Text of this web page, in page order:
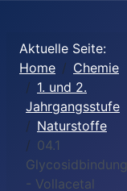
Aktuelle Seite:
Home
Chemie
1. und 2.
Jahrgangsstufe
Naturstoffe
04.1
Glycosidbindung
- Vollacetal